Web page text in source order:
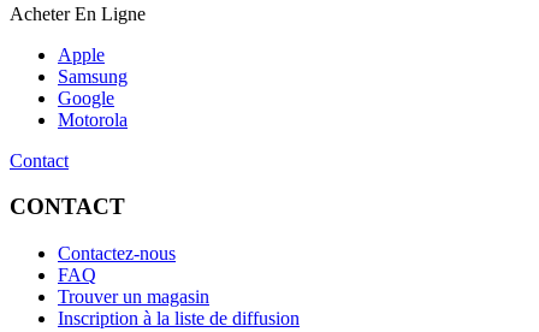
Acheter En Ligne
Apple
Samsung
Google
Motorola
Contact
CONTACT
Contactez-nous
FAQ
Trouver un magasin
Inscription à la liste de diffusion